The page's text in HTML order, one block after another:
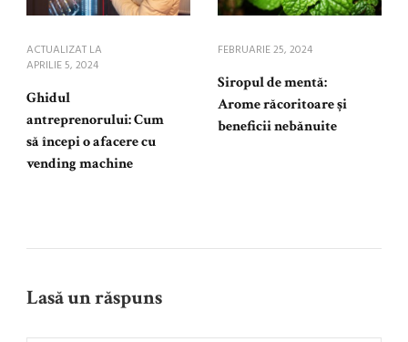
ACTUALIZAT LA
APRILIE 5, 2024
Ghidul
antreprenorului: Cum
să începi o afacere cu
vending machine
FEBRUARIE 25, 2024
Siropul de mentă:
Arome răcoritoare și
beneficii nebănuite
Lasă un răspuns